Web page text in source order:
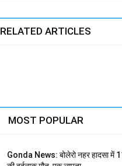
RELATED ARTICLES
MOST POPULAR
Gonda News: बोलेरो नहर हादसा में